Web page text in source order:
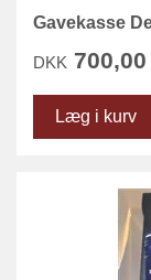
Gavekasse
DKK 700,00
Læg i kurv